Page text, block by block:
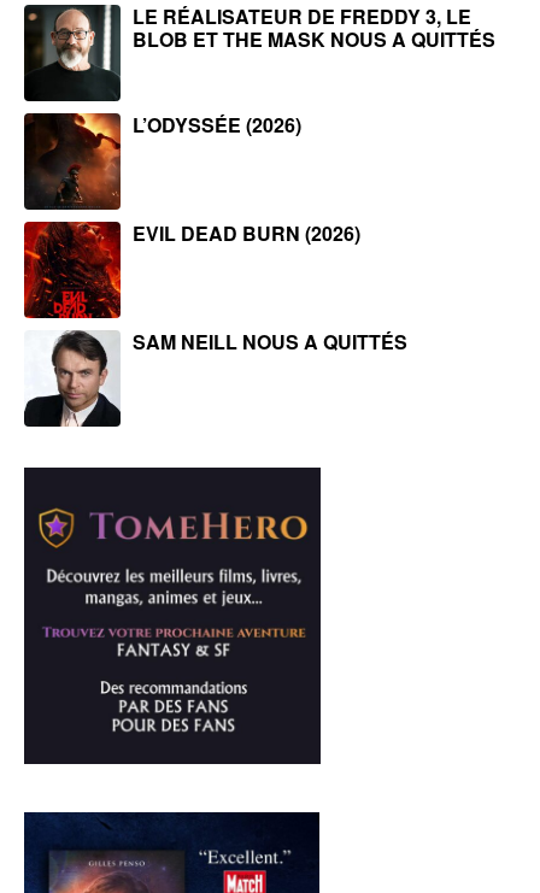
LE RÉALISATEUR DE FREDDY 3, LE
BLOB ET THE MASK NOUS A QUITTÉS
L’ODYSSÉE (2026)
EVIL DEAD BURN (2026)
SAM NEILL NOUS A QUITTÉS